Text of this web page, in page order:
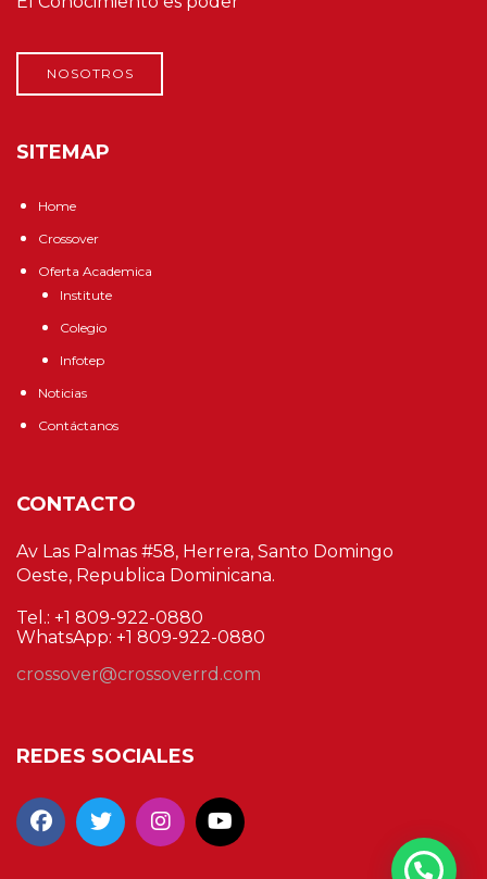
NOSOTROS
SITEMAP
Home
Crossover
Oferta Academica
Institute
Colegio
Infotep
Noticias
Contáctanos
CONTACTO
Av Las Palmas #58, Herrera, Santo Domingo
Oeste, Republica Dominicana.
Tel.: +1 809-922-0880
WhatsApp: +1 809-922-0880
crossover@crossoverrd.com
REDES SOCIALES